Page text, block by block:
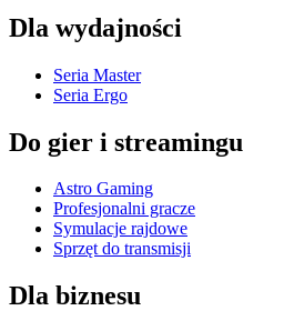
Dla wydajności
Seria Master
Seria Ergo
Do gier i streamingu
Astro Gaming
Profesjonalni gracze
Symulacje rajdowe
Sprzęt do transmisji
Dla biznesu